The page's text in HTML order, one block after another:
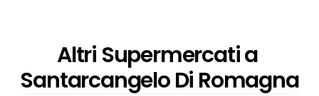
Altri Supermercati a
Santarcangelo Di Romagna